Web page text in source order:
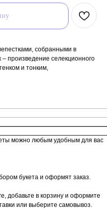
собранными в
произведение селекционного
и тонким,
можно любым удобным для вас
букета и оформят заказ.
добавьте в корзину и оформите
или выберите самовывоз.